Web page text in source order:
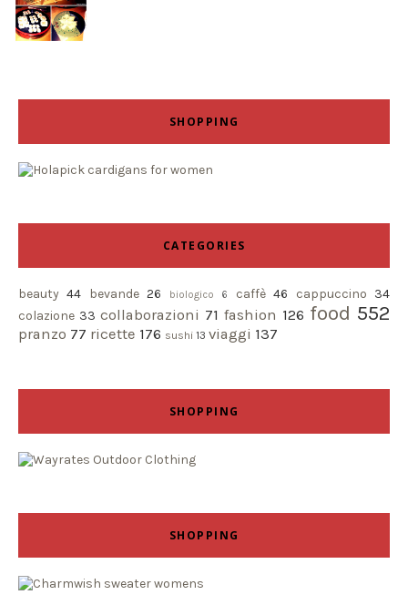
SHOPPING
CATEGORIES
beauty 44 bevande 26 biologico 6 caffè 46 cappuccino 34
colazione 33 collaborazioni 71 fashion 126 food 552
pranzo 77 ricette 176 sushi 13 viaggi 137
SHOPPING
SHOPPING